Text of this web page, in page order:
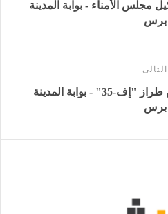
الأمناء - بوابة المدينة
برس
التالى
تحطم مقاتلة أميركية من طراز "إف-35" - بوابة المدينة
برس